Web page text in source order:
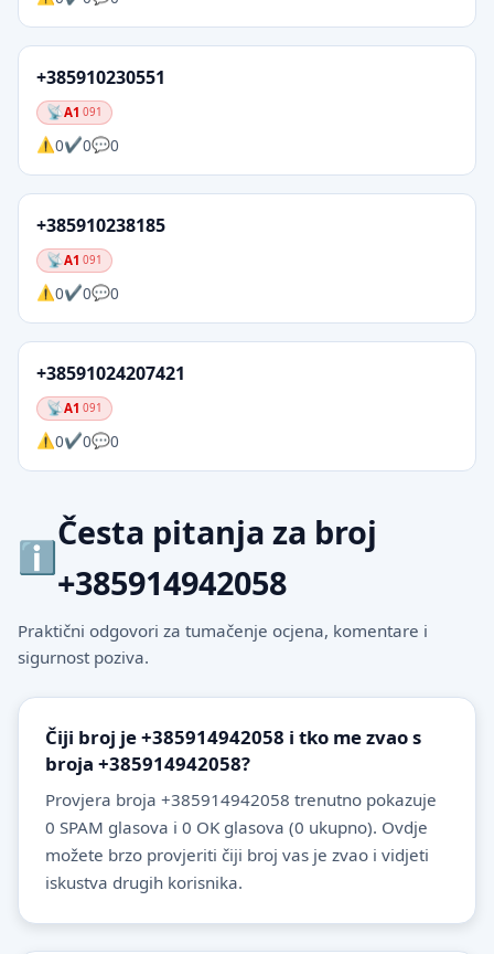
+385910230551
A1 091
0 0 0
+385910238185
A1 091
0 0 0
+38591024207421
A1 091
0 0 0
Česta pitanja za broj
+385914942058
Praktični odgovori za tumačenje ocjena, komentare i
sigurnost poziva.
Čiji broj je +385914942058 i tko me zvao s
broja +385914942058?
Provjera broja +385914942058 trenutno pokazuje
0 SPAM glasova i 0 OK glasova (0 ukupno). Ovdje
možete brzo provjeriti čiji broj vas je zvao i vidjeti
iskustva drugih korisnika.